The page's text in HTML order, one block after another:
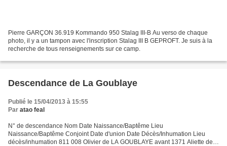
Pierre GARÇON 36.919 Kommando 950 Stalag III-B Au verso de chaque
photo, il y a un tampon avec l'inscription Stalag III B GEPROFT. Je suis à la
recherche de tous renseignements sur ce camp.
Descendance de La Goublaye
Publié le 15/04/2013 à 15:55
Par atao feal
N° de descendance Nom Date Naissance/Baptême Lieu
Naissance/Baptême Conjoint Date d'union Date Décès/Inhumation Lieu
décès/inhumation 811 008 Olivier de LA GOUBLAYE avant 1371 Aliette de